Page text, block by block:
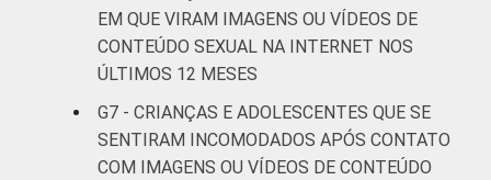
SM até 2 SM
5
SM até 3 SM
Mais de 3
4
EM QUE VIRAM IMAGENS OU VÍDEOS DE
CONTEÚDO SEXUAL NA INTERNET NOS
ÚLTIMOS 12 MESES
G7 - CRIANÇAS E ADOLESCENTES QUE SE
SENTIRAM INCOMODADOS APÓS CONTATO
COM IMAGENS OU VÍDEOS DE CONTEÚDO